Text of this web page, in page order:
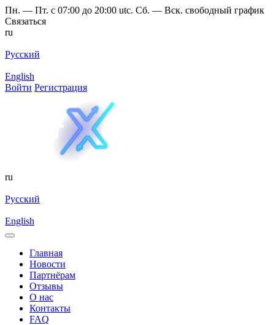
Пн. — Пт. с 07:00 до 20:00 utc. Сб. — Вск. свободный график
Связаться
ru
Русский
English
Войти Регистрация
ru
Русский
English
Главная
Новости
Партнёрам
Отзывы
О нас
Контакты
FAQ